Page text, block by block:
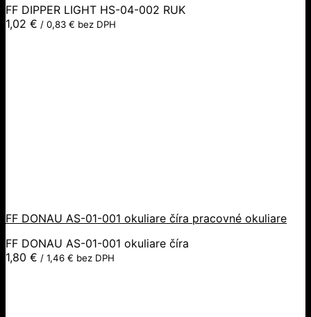
FF DIPPER LIGHT HS-04-002 RUK
1,02 € / 0,83 € bez DPH
FF DONAU AS-01-001 okuliare číra pracovné okuliare
FF DONAU AS-01-001 okuliare číra
1,80 € / 1,46 € bez DPH